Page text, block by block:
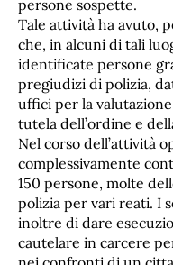
persone sospette.
Tale attività ha avuto,
che, in alcuni di tali
identificate persone
pregiudizi di polizia,
uffici per la
tutela dell’ordine e
Nel corso dell’attività
complessivamente
150 persone, molte
polizia per vari reati. I
inoltre di dare
cautelare in carcere